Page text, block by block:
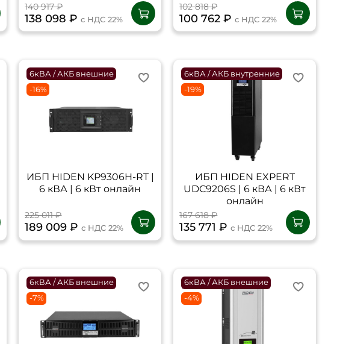
140 917 ₽
138 098 ₽с НДС 22%
102 818 ₽
100 762 ₽с НДС 22%
6кВА / АКБ внешние
-16%
ИБП HIDEN KP9306H-RT |
6 кВА | 6 кВт онлайн
225 011 ₽
189 009 ₽с НДС 22%
6кВА / АКБ внутренние
-19%
ИБП HIDEN EXPERT
UDC9206S | 6 кВА | 6 кВт
онлайн
167 618 ₽
135 771 ₽с НДС 22%
6кВА / АКБ внешние
-7%
6кВА / АКБ внешние
-4%